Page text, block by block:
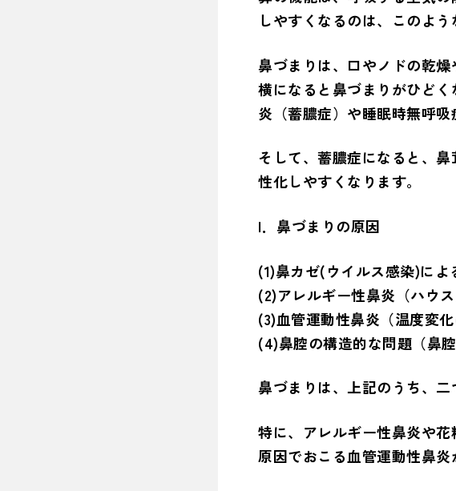
しやすくなるのは、このよ
鼻づまりは、口やノドの乾燥
横になると鼻づまりがひど
炎（蓄膿症）や睡眠時無呼吸
そして、蓄膿症になると、
性化しやすくなります。
I．鼻づまりの原因
(1)鼻カゼ(ウイルス感染)によ
(2)アレルギー性鼻炎（ハウ
(3)血管運動性鼻炎（温度変化
(4)鼻腔の構造的な問題（鼻腔
鼻づまりは、上記のうち、二
特に、アレルギー性鼻炎や
原因でおこる血管運動性鼻炎